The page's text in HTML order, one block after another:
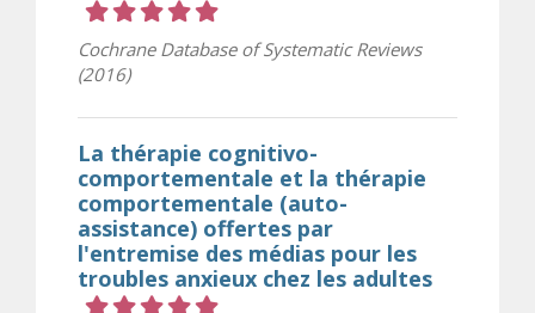
Cochrane Database of Systematic Reviews
(2016)
La thérapie cognitivo-
comportementale et la thérapie
comportementale (auto-
assistance) offertes par
l'entremise des médias pour les
troubles anxieux chez les adultes